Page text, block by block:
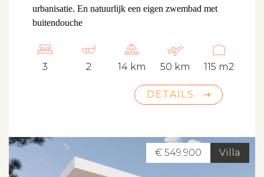
urbanisatie. En natuurlijk een eigen zwembad met
buitendouche
3 2 14 km 50 km 115 m2
DETAILS
Villa
€ 549.900